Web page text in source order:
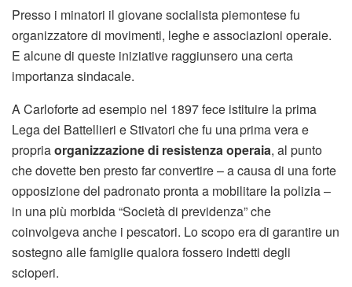
Presso i minatori il giovane socialista piemontese fu
organizzatore di movimenti, leghe e associazioni operaie.
E alcune di queste iniziative raggiunsero una certa
importanza sindacale.
A Carloforte ad esempio nel 1897 fece istituire la prima
Lega dei Battellieri e Stivatori che fu una prima vera e
propriaorganizzazione di resistenza operaia, al punto
che dovette ben presto far convertire – a causa di una forte
opposizione del padronato pronta a mobilitare la polizia –
in una più morbida “Società di previdenza” che
coinvolgeva anche i pescatori. Lo scopo era di garantire un
sostegno alle famiglie qualora fossero indetti degli
scioperi.